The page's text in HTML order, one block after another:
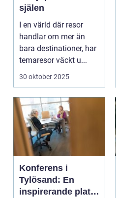
själen
I en värld där resor
handlar om mer än
bara destinationer, har
temaresor väckt u...
30 oktober 2025
Konferens i
Tylösand: En
inspirerande plats